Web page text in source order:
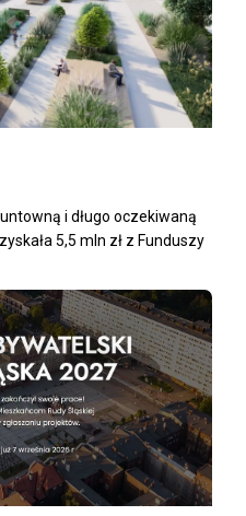
i długo oczekiwaną
5,5 mln zł z Funduszy